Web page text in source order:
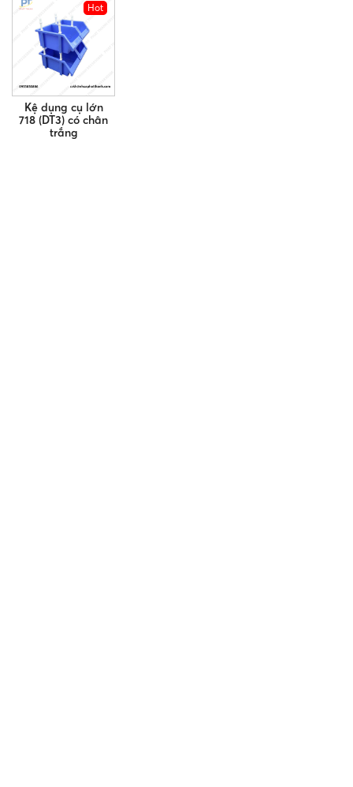
Hot
Kệ dụng cụ lớn
718 (DT3) có chân
trắng